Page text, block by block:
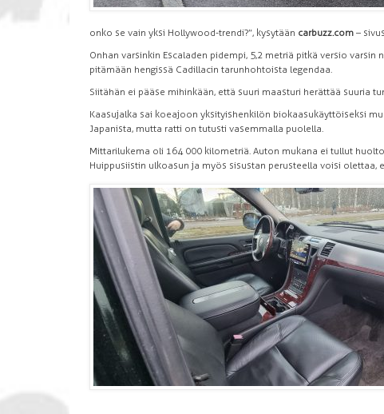
onko se vain yksi Hollywood-trendi?”, kysytään carbuzz.com –
Onhan varsinkin Escaladen pidempi, 5,2 metriä pitkä versio
pitämään hengissä Cadillacin tarunhohtoista legendaa.
Siitähän ei pääse mihinkään, että suuri maasturi herättää suuria
Kaasujalka sai koeajoon yksityishenkilön biokaasukäyttöiseksi
Japanista, mutta ratti on tutusti vasemmalla puolella.
Mittarilukema oli 164 000 kilometriä. Auton mukana ei tullut
Huippusiistin ulkoasun ja myös sisustan perusteella voisi